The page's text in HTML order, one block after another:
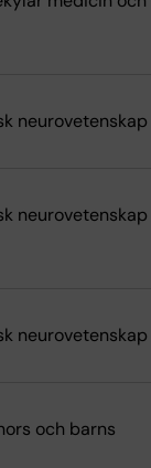
neurovetenskap
neurovetenskap
neurovetenskap
och barns